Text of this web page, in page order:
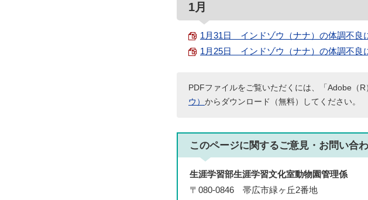
1月
1月31日 インドゾウ（ナナ）の体調不良
1月25日 インドゾウ（ナナ）の体調不良
PDFファイルをご覧いただくには、「Adobe（
ウ） からダウンロード（無料）してください。
このページに関するご意見・お問い合
生涯学習部生涯学習文化室動物園管理係
〒080-0846 帯広市緑ヶ丘2番地